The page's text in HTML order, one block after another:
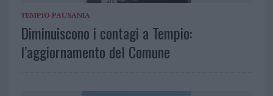
TEMPIO PAUSANIA
Diminuiscono i contagi a Tempio:
l’aggiornamento del Comune